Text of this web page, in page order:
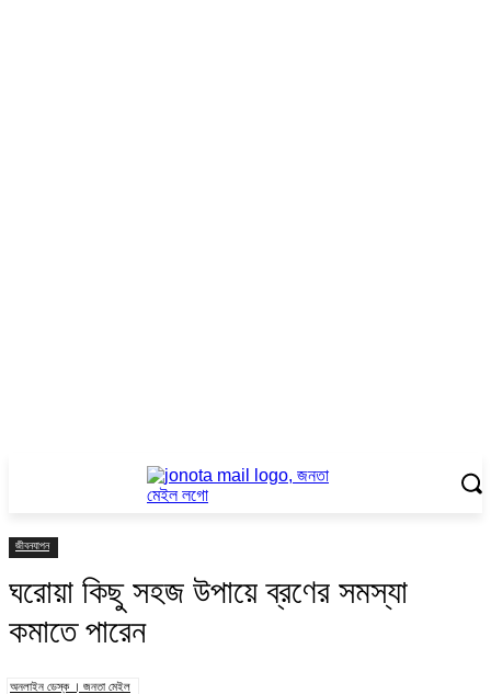
জীবনযাপন
ঘরোয়া কিছু সহজ উপায়ে ব্রণের সমস্যা
কমাতে পারেন
অনলাইন ডেস্ক । জনতা মেইল